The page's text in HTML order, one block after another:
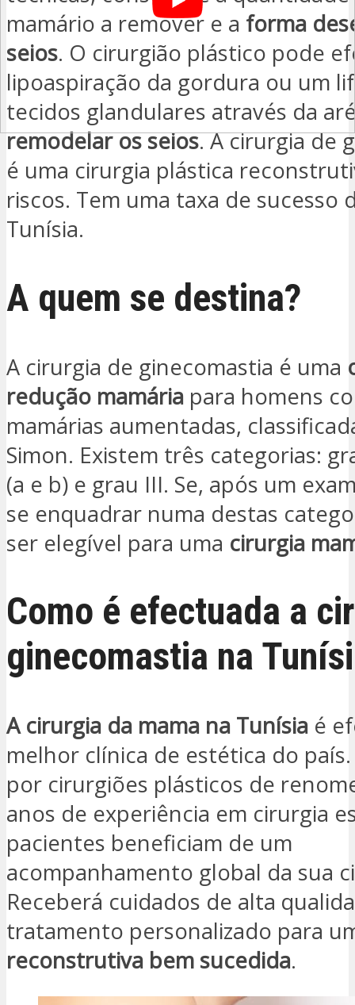
mamário a remover e a forma
seios. O cirurgião plástico pode
lipoaspiração da gordura ou um
tecidos glandulares através da
remodelar os seios. A cirurgia de
é uma cirurgia plástica
riscos. Tem uma taxa de sucesso
Tunísia.
A quem se destina?
A cirurgia de ginecomastia é uma
redução mamária para homens
mamárias aumentadas,
Simon. Existem três categorias:
(a e b) e grau III. Se, após um
se enquadrar numa destas
ser elegível para uma cirurgia
Como é efectuada a
ginecomastia na
A cirurgia da mama na Tunísia é
melhor clínica de estética do
por cirurgiões plásticos de
anos de experiência em cirurgia
pacientes beneficiam de um
acompanhamento global da sua
Receberá cuidados de alta
tratamento personalizado para
reconstrutiva bem sucedida.